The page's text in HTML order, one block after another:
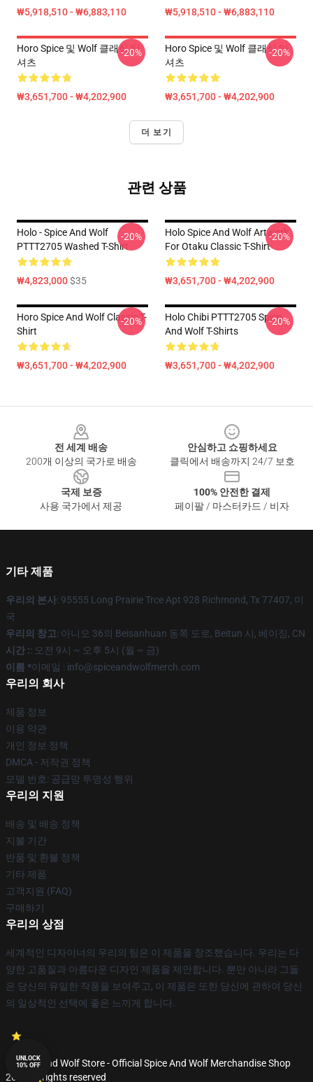
₩5,918,510 - ₩6,883,110 ₩5,918,510 - ₩6,883,110
Horo Spice 및 Wolf 클래식 티
셔츠
₩3,651,700 - ₩4,202,900
-20%
Horo Spice 및 Wolf 클래식 티
셔츠
₩3,651,700 - ₩4,202,900
-20%
더 보기
관련 상품
Holo - Spice And Wolf
PTTT2705 Washed T-Shirt
₩4,823,000$35
-20%
Holo Spice And Wolf Artwork
For Otaku Classic T-Shirt
₩3,651,700 - ₩4,202,900
-20%
Horo Spice And Wolf Classic T-
Shirt
₩3,651,700 - ₩4,202,900
-20%
Holo Chibi PTTT2705 Spice
And Wolf T-Shirts
₩3,651,700 - ₩4,202,900
-20%
전 세계 배송
200개 이상의 국가로 배송
안심하고 쇼핑하세요
클릭에서 배송까지 24/7 보호
국제 보증
사용 국가에서 제공
100% 안전한 결제
페이팔 / 마스터카드 / 비자
기타 제품
우리의 본사: 95555 Long Prairie Trce Apt 928 Richmond, Tx 77407, 미
국
우리의 창고: 아니오 36의 Beisanhuan 동쪽 도로, Beitun 시, 베이징, CN
시간 :: 오전 9시 ~ 오후 5시 (월 ~ 금)
이름 *이메일 : info@spiceandwolfmerch.com
우리의 회사
제품 정보
이용 약관
개인 정보 정책
DMCA - 저작권 정책
모델 번호: 공급망 투명성 행위
우리의 지원
배송 및 배송 정책
지불 기간
반품 및 환불 정책
기타 제품
고객지원 (FAQ)
구매하기
우리의 상점
세계적인 디자이너의 우리의 팀은 이 제품을 창조했습니다. 우리는 다
양한 고품질과 아름다운 디자인 제품을 제안합니다. 뿐만 아니라 그들
은 당신의 유일한 작풍을 보여주고, 이 제품은 또한 당신에 관하여 당신
의 일상적인 선택에 좋은 느끼게 합니다.
© Spice And Wolf Store - Official Spice And Wolf Merchandise Shop
2026 all rights reserved
UNLOCK
10% OFF